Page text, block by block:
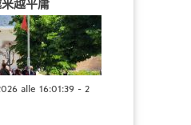
越平庸
alle 16:01:39 - 2